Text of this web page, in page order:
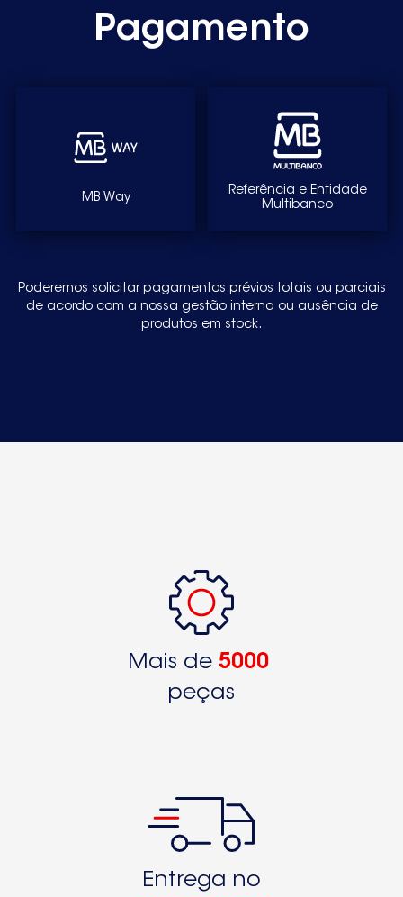
Pagamento
MB Way
Referência e Entidade
Multibanco
Poderemos solicitar pagamentos prévios totais ou parciais
de acordo com a nossa gestão interna ou ausência de
produtos em stock.
Mais de 5000
peças
Entrega no